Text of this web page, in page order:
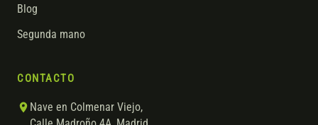
Blog
Segunda mano
CONTACTO
Nave en Colmenar Viejo,